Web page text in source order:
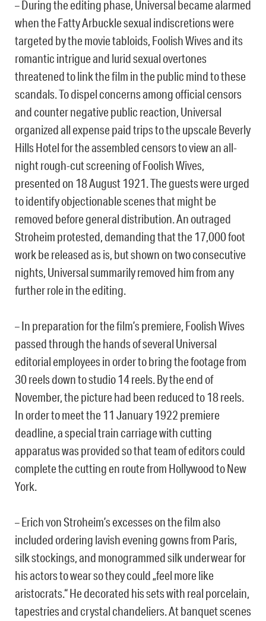
– During the editing phase, Universal became alarmed
when the Fatty Arbuckle sexual indiscretions were
targeted by the movie tabloids, Foolish Wives and its
romantic intrigue and lurid sexual overtones
threatened to link the film in the public mind to these
scandals. To dispel concerns among official censors
and counter negative public reaction, Universal
organized all expense paid trips to the upscale Beverly
Hills Hotel for the assembled censors to view an all-
night rough-cut screening of Foolish Wives,
presented on 18 August 1921. The guests were urged
to identify objectionable scenes that might be
removed before general distribution. An outraged
Stroheim protested, demanding that the 17,000 foot
work be released as is, but shown on two consecutive
nights, Universal summarily removed him from any
further role in the editing.
– In preparation for the film’s premiere, Foolish Wives
passed through the hands of several Universal
editorial employees in order to bring the footage from
30 reels down to studio 14 reels. By the end of
November, the picture had been reduced to 18 reels.
In order to meet the 11 January 1922 premiere
deadline, a special train carriage with cutting
apparatus was provided so that team of editors could
complete the cutting en route from Hollywood to New
York.
– Erich von Stroheim’s excesses on the film also
included ordering lavish evening gowns from Paris,
silk stockings, and monogrammed silk underwear for
his actors to wear so they could „feel more like
aristocrats.“ He decorated his sets with real porcelain,
tapestries and crystal chandeliers. At banquet scenes